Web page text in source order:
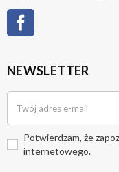
NEWSLETTER
Potwierdzam, że
internetowego.